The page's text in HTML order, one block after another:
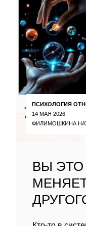
ПСИХОЛОГИЯ
14 МАЯ 2026
ФИЛИМОШКИНА
ВЫ